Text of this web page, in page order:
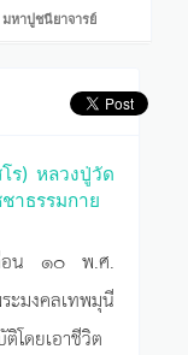
มหาปูชนียาจารย์
ร) หลวงปู่วัด
าธรรมกาย
ดือน ๑๐ พ.ศ.
งคลเทพมุนี
โดยเอาชีวิต